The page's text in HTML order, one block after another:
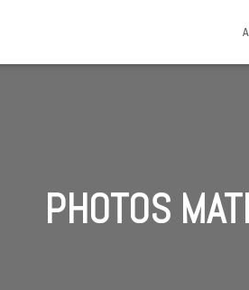
PHOTOS